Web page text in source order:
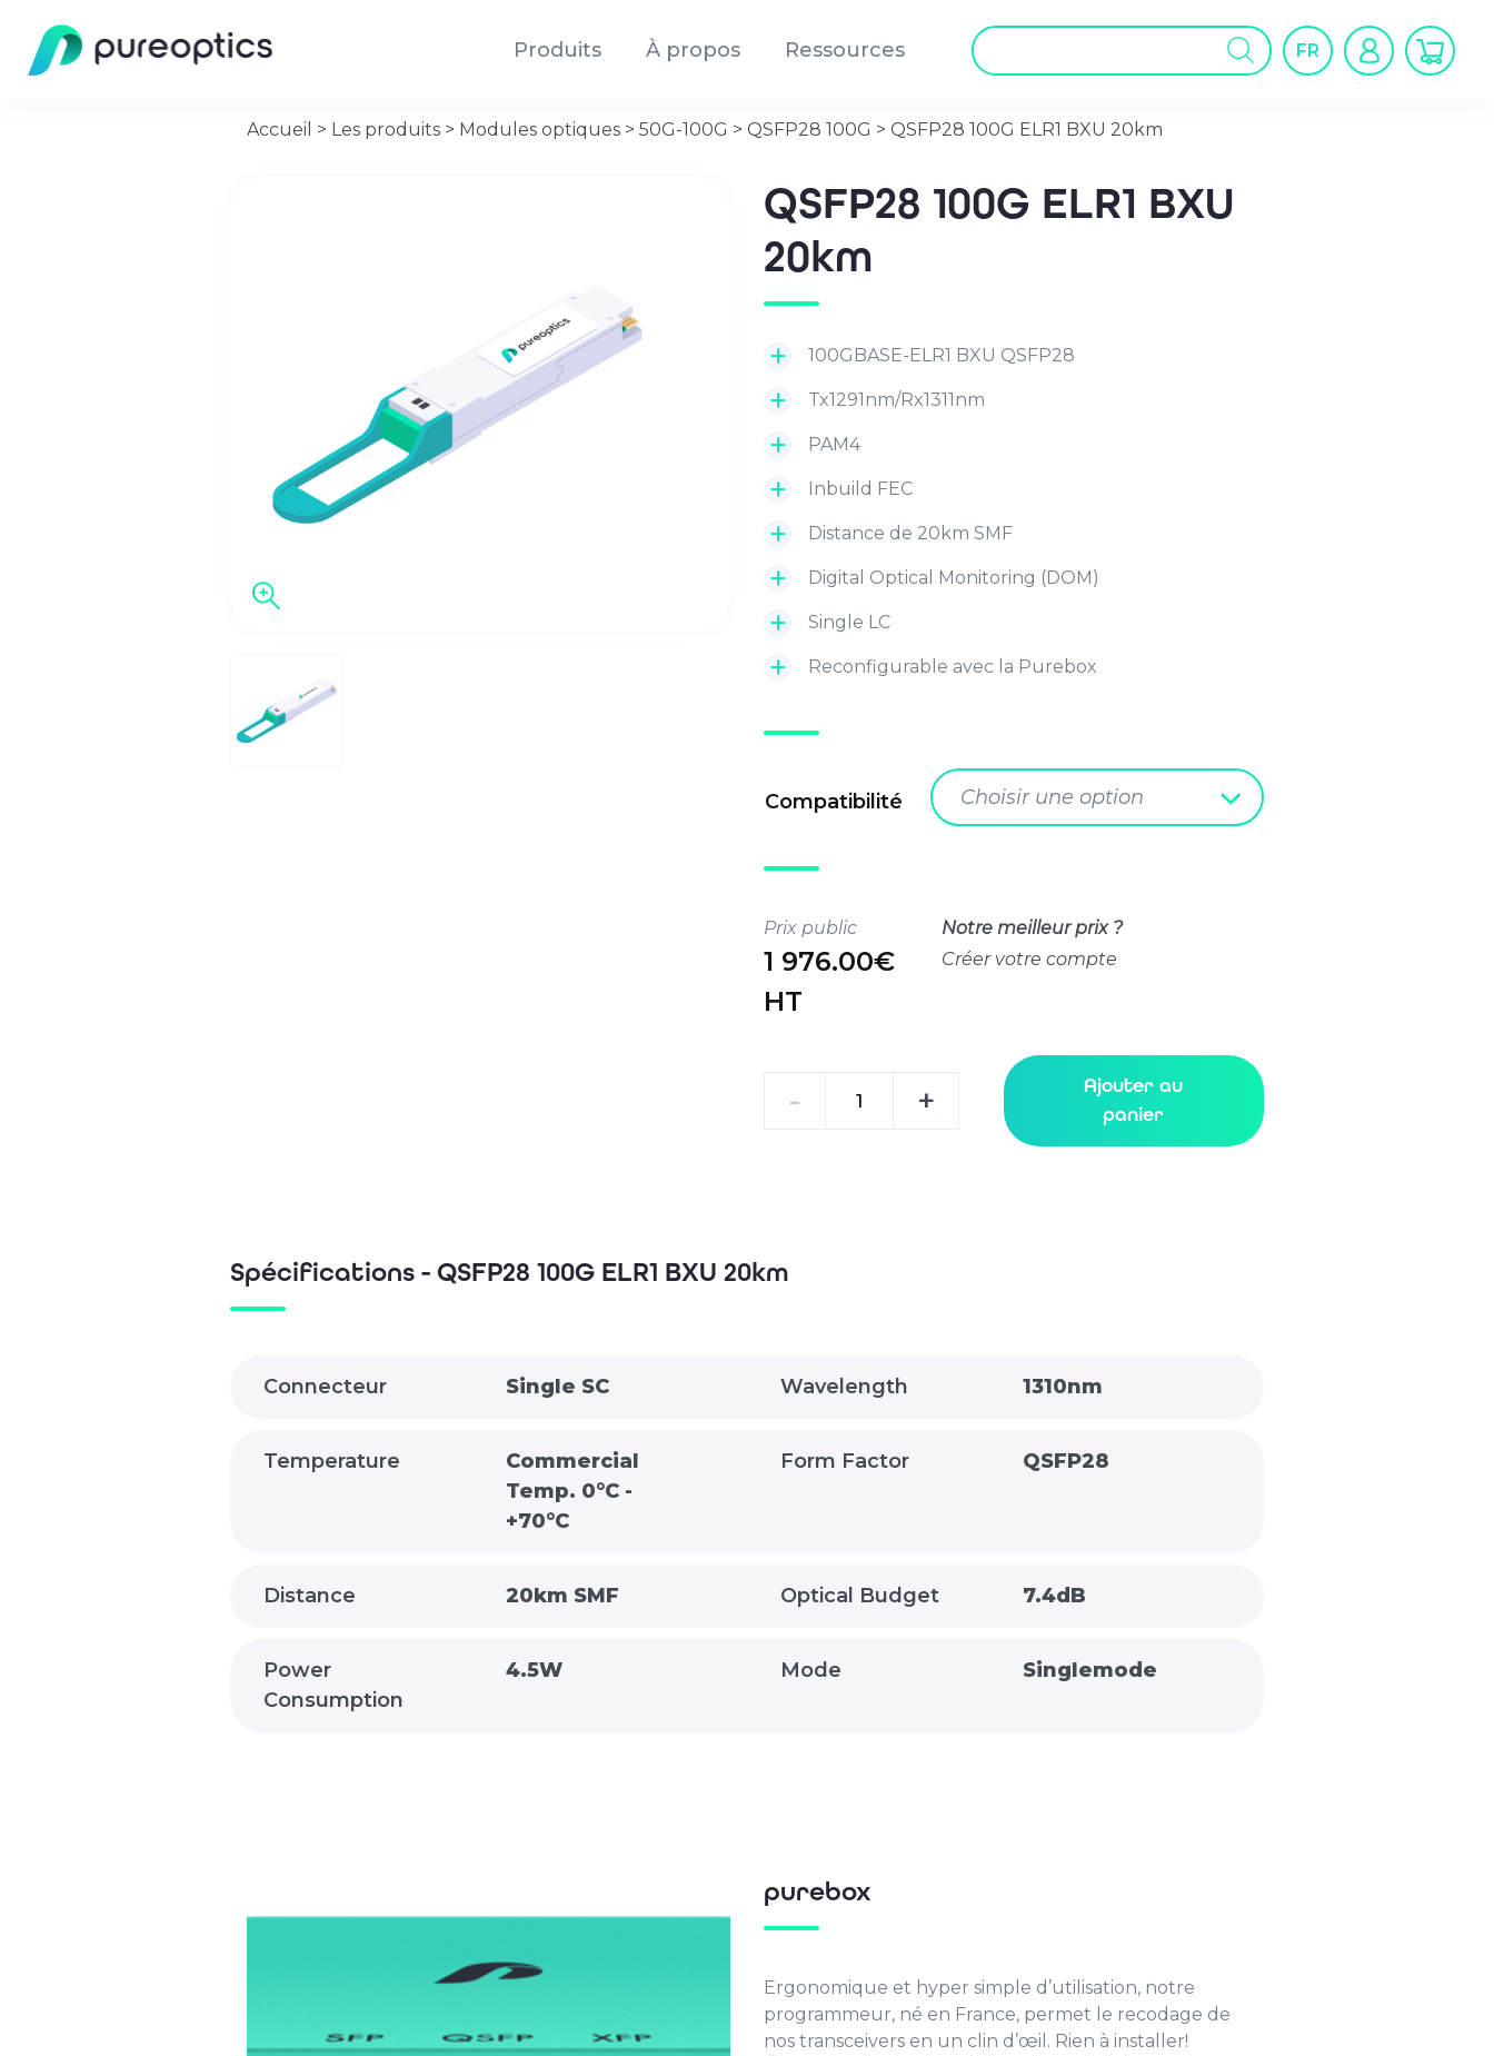
Produits À propos Ressources
Recherche
de
produits
FR
Accueil > Les produits > Modules optiques > 50G-100G > QSFP28 100G > QSFP28 100G ELR1 BXU 20km
QSFP28 100G ELR1 BXU
20km
100GBASE-ELR1 BXU QSFP28
Tx1291nm/Rx1311nm
PAM4
Inbuild FEC
Distance de 20km SMF
Digital Optical Monitoring (DOM)
Single LC
Reconfigurable avec la Purebox
Compatibilité Choisir une option
Prix public
1 976.00€
HT
Notre meilleur prix ?
Créer votre compte
- +
Ajouter au
panier
Spécifications - QSFP28 100G ELR1 BXU 20km
Connecteur Single SC Wavelength 1310nm
Temperature
Commercial
Temp. 0°C -
+70°C
Form Factor QSFP28
Distance 20km SMF Optical Budget 7.4dB
Power
Consumption
4.5W Mode Singlemode
purebox
Ergonomique et hyper simple d’utilisation, notre
programmeur, né en France, permet le recodage de
nos transceivers en un clin d’œil. Rien à installer!